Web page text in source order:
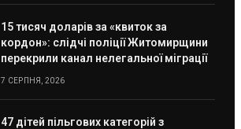
15 тисяч доларів за «квиток за
кордон»: слідчі поліції Житомирщини
перекрили канал нелегальної міграції
7 СЕРПНЯ, 2026
47 дітей пільгових категорій з